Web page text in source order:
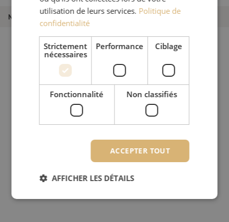
Numéro d'article M20000761
utilisation de leurs services. Politique de
confidentialité
Strictement
nécessaires
Performance Ciblage
Fonctionnalité Non classifiés
ACCEPTER TOUT
AFFICHER LES DÉTAILS